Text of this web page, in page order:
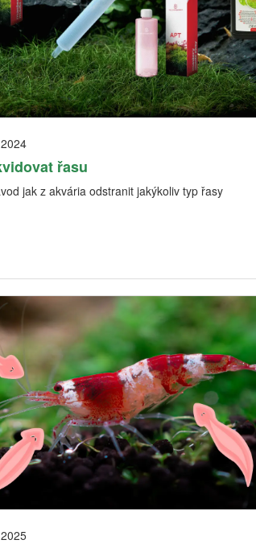
řasu
jak z akvária odstranit jakýkoliv typ řasy